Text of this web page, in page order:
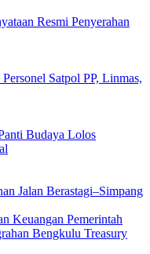
Resmi Penyerahan
Satpol PP, Linmas,
Budaya Lolos
Jalan Berastagi–Simpang